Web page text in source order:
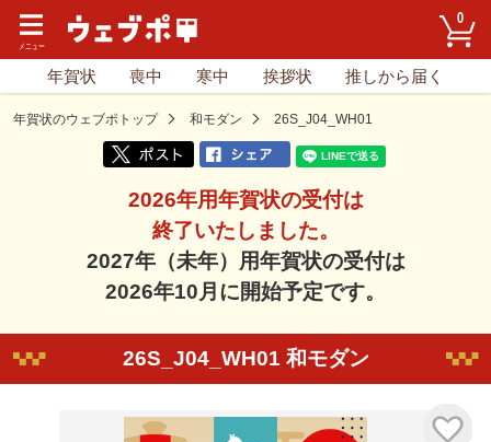
0
年賀状 喪中 寒中 挨拶状 推しから届く
年賀状のウェブポトップ 和モダン 26S_J04_WH01
2026年用年賀状の受付は
終了いたしました。
2027年（未年）用年賀状の受付は
2026年10月に開始予定です。
26S_J04_WH01 和モダン